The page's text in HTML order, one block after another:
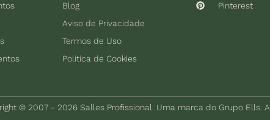
Blog
Aviso de Privacidade
Termos de Uso
Política de Cookies
Pinterest
© 2007 - 2026 Salles Profissional. Uma marca do Grupo Ells.